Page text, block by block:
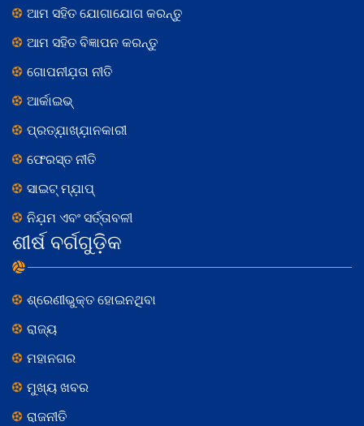
ଆମ ସହିତ ଯୋଗାଯୋଗ କରନ୍ତୁ
ଆମ ସହିତ ବିଜ୍ଞାପନ କରନ୍ତୁ
ଗୋପନୀଯ଼ତା ନୀତି
ଆର୍କାଇଭ୍
ପ୍ରତ୍ଯ଼ାଖ୍ଯ଼ାନକାରୀ
ଫେରସ୍ତ ନୀତି
ସାଇଟ୍ ମ୍ଯ଼ାପ୍
ନିଯ଼ମ ଏବଂ ସର୍ତ୍ତାବଳୀ
ଶୀର୍ଷ ବର୍ଗଗୁଡ଼ିକ
ଶ୍ରେଣୀଭୁକ୍ତ ହୋଇନଥିବା
ରାଜ୍ୟ
ମହାନଗର
ମୁଖ୍ୟ ଖବର
ରାଜନୀତି